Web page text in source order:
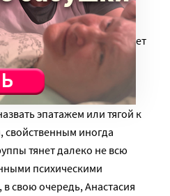
от семьи и ценностей, с
ребенок, но и общий
на мой взгляд, играет
отношение к
эпатажем или тягой к
свойственным иногда
тянет далеко не всю
психическими
свою очередь, Анастасия